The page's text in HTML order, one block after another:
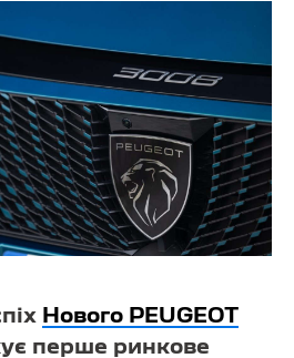
Нового PEUGEOT
перше ринкове